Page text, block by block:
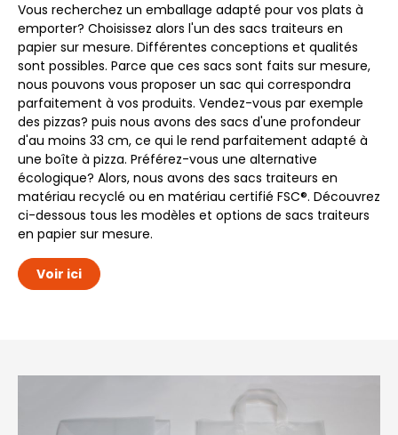
Vous recherchez un emballage adapté pour vos plats à
emporter? Choisissez alors l'un des sacs traiteurs en
papier sur mesure. Différentes conceptions et qualités
sont possibles. Parce que ces sacs sont faits sur mesure,
nous pouvons vous proposer un sac qui correspondra
parfaitement à vos produits. Vendez-vous par exemple
des pizzas? puis nous avons des sacs d'une profondeur
d'au moins 33 cm, ce qui le rend parfaitement adapté à
une boîte à pizza. Préférez-vous une alternative
écologique? Alors, nous avons des sacs traiteurs en
matériau recyclé ou en matériau certifié FSC®. Découvrez
ci-dessous tous les modèles et options de sacs traiteurs
en papier sur mesure.
Voir ici